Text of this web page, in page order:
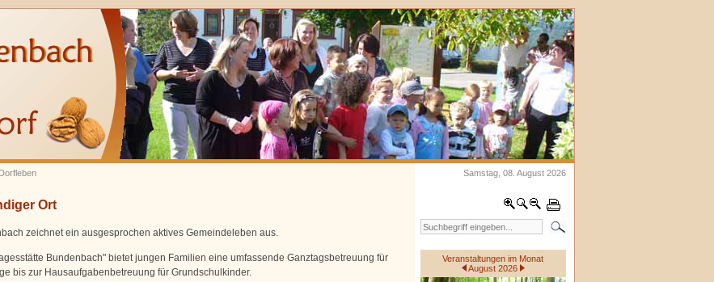
Samstag, 08. August 2026
Veranstaltungen im Monat
August 2026
Ort
zeichnet ein ausgesprochen aktives Gemeindeleben aus.
Bundenbach" bietet jungen Familien eine umfassende Ganztagsbetreuung für
bis zur Hausaufgabenbetreuung für Grundschulkinder.